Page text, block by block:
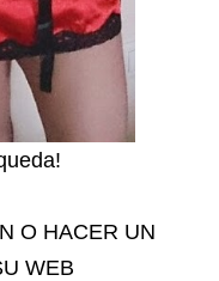
O HACER UN
WEB